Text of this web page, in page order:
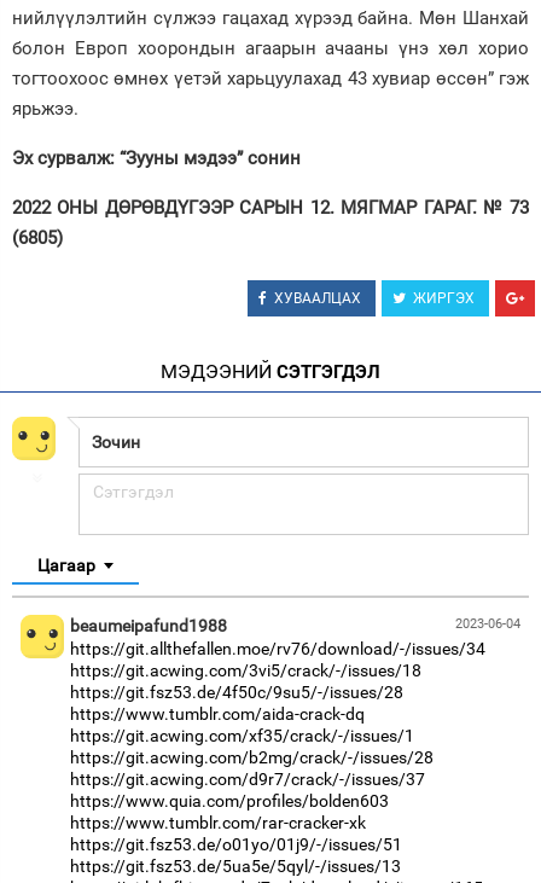
нийлүүлэлтийн сүлжээ гацахад хүрээд байна. Мөн Шанхай
болон Европ хоорондын агаарын ачааны үнэ хөл хорио
тогтоохоос өмнөх үетэй харьцуулахад 43 хувиар өссөн” гэж
ярьжээ.
Эх сурвалж: “Зууны мэдээ” сонин
2022 ОНЫ ДӨРӨВДҮГЭЭР САРЫН 12. МЯГМАР ГАРАГ. № 73
(6805)
ХУВААЛЦАХ ЖИРГЭХ
МЭДЭЭНИЙ СЭТГЭГДЭЛ
Цагаар
2023-06-04
beaumeipafund1988
https://git.allthefallen.moe/rv76/download/-/issues/34
https://git.acwing.com/3vi5/crack/-/issues/18
https://git.fsz53.de/4f50c/9su5/-/issues/28
https://www.tumblr.com/aida-crack-dq
https://git.acwing.com/xf35/crack/-/issues/1
https://git.acwing.com/b2mg/crack/-/issues/28
https://git.acwing.com/d9r7/crack/-/issues/37
https://www.quia.com/profiles/bolden603
https://www.tumblr.com/rar-cracker-xk
https://git.fsz53.de/o01yo/01j9/-/issues/51
https://git.fsz53.de/5ua5e/5qyl/-/issues/13